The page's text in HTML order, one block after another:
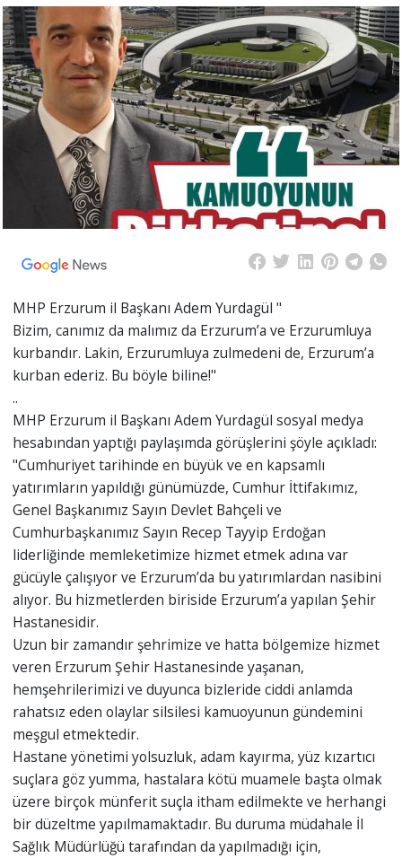
MHP Erzurum il Başkanı Adem Yurdagül "
Bizim, canımız da malımız da Erzurum’a ve Erzurumluya
kurbandır. Lakin, Erzurumluya zulmedeni de, Erzurum’a
kurban ederiz. Bu böyle biline!"
..
MHP Erzurum il Başkanı Adem Yurdagül sosyal medya
hesabından yaptığı paylaşımda görüşlerini şöyle açıkladı:
"Cumhuriyet tarihinde en büyük ve en kapsamlı
yatırımların yapıldığı günümüzde, Cumhur İttifakımız,
Genel Başkanımız Sayın Devlet Bahçeli ve
Cumhurbaşkanımız Sayın Recep Tayyip Erdoğan
liderliğinde memleketimize hizmet etmek adına var
gücüyle çalışıyor ve Erzurum’da bu yatırımlardan nasibini
alıyor. Bu hizmetlerden biriside Erzurum’a yapılan Şehir
Hastanesidir.
Uzun bir zamandır şehrimize ve hatta bölgemize hizmet
veren Erzurum Şehir Hastanesinde yaşanan,
hemşehrilerimizi ve duyunca bizleride ciddi anlamda
rahatsız eden olaylar silsilesi kamuoyunun gündemini
meşgul etmektedir.
Hastane yönetimi yolsuzluk, adam kayırma, yüz kızartıcı
suçlara göz yumma, hastalara kötü muamele başta olmak
üzere birçok münferit suçla itham edilmekte ve herhangi
bir düzeltme yapılmamaktadır. Bu duruma müdahale İl
Sağlık Müdürlüğü tarafından da yapılmadığı için,